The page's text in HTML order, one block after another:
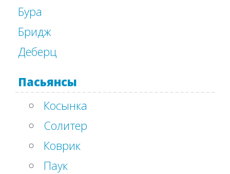
Бура
Бридж
Деберц
Пасьянсы
Косынка
Солитер
Коврик
Паук